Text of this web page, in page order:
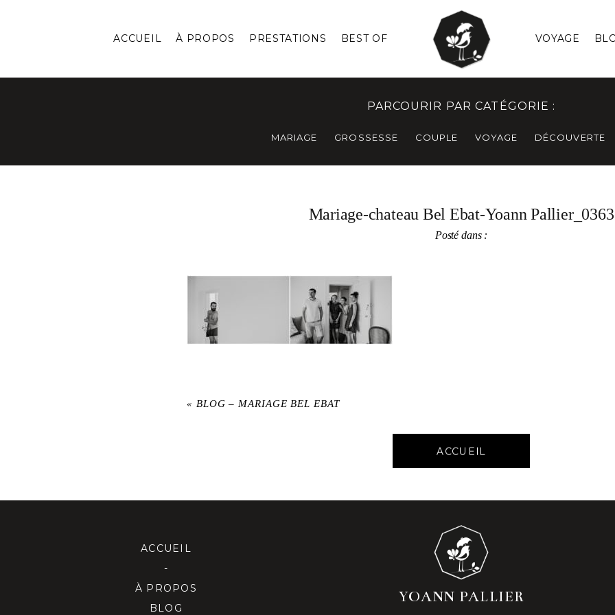
ACCUEIL À PROPOS PRESTATIONS BEST OF VOYAGE
PARCOURIR PAR CATÉGORIE :
MARIAGE GROSSESSE COUPLE VOYAGE DÉCOUVERTE
Mariage-chateau Bel Ebat-Yoann Pallier_0363
Posté dans :
« BLOG – MARIAGE BEL EBAT
ACCUEIL
ACCUEIL
-
À PROPOS
BLOG
YOANN PALLIER